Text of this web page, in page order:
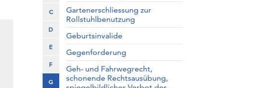
C
D
E
F
G
Gartenerschliessung zur
Rollstuhlbenutzung
Geburtsinvalide
Gegenforderung
Geh- und Fahrwegrecht,
schonende Rechtsausübung,